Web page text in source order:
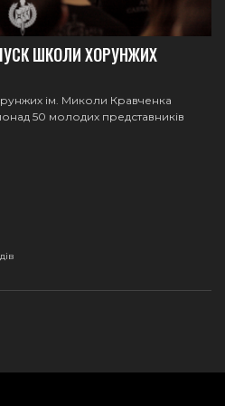
ШКОЛИ ХОРУНЖИХ
ім. Миколи Кравченка
50 молодих представників